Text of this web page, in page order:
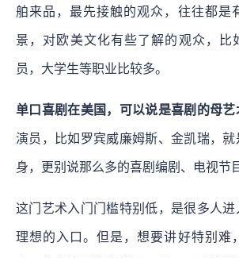
舶来品，最先接触的观众，往往都是
景，对欧美文化有些了解的观众，比
员，大学生等职业比较多。
单口喜剧在美国，可以说是喜剧的母艺
演员，比如罗宾威廉姆斯、金凯瑞，
身，更别说那么多的喜剧编剧、电视节
这门艺术入门门槛特别低，是很多人
理想的入口。但是，想要讲好特别难